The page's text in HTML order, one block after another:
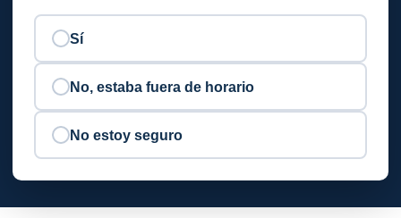
Sí
No, estaba fuera de horario
No estoy seguro